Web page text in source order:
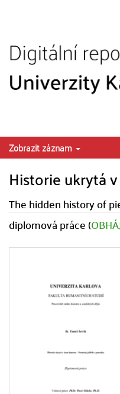
Zobrazit záznam
Historie ukrytá
The hidden history of
diplomová práce (